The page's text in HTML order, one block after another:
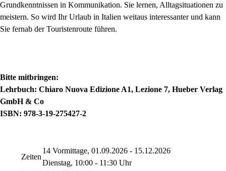
Grundkenntnissen in Kommunikation. Sie lernen, Alltagsituationen zu
meistern. So wird Ihr Urlaub in Italien weitaus interessanter und kann
Sie fernab der Touristenroute führen.
Bitte mitbringen:
Lehrbuch: Chiaro Nuova Edizione A1, Lezione 7, Hueber Verlag
GmbH & Co
ISBN: 978-3-19-275427-2
Zeiten
14 Vormittage, 01.09.2026 - 15.12.2026
Dienstag, 10:00 - 11:30 Uhr